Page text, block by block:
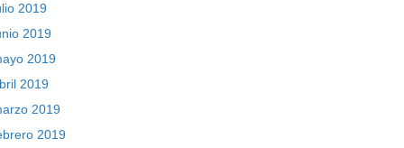
2019
2019
2019
2019
2019
2019